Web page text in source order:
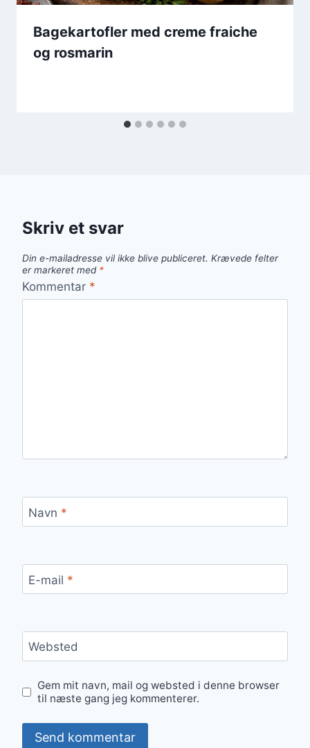
Bagekartofler med creme fraiche
og rosmarin
Skriv et svar
Din e-mailadresse vil ikke blive publiceret. Krævede felter
er markeret med *
Kommentar *
Navn *
E-mail *
Websted
Gem mit navn, mail og websted i denne browser
til næste gang jeg kommenterer.